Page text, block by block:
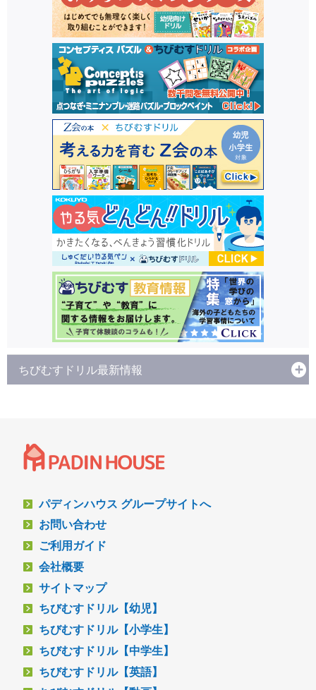
ちびむすドリル最新情報
パディンハウス グループサイトへ
お問い合わせ
ご利用ガイド
会社概要
サイトマップ
ちびむすドリル【幼児】
ちびむすドリル【小学生】
ちびむすドリル【中学生】
ちびむすドリル【英語】